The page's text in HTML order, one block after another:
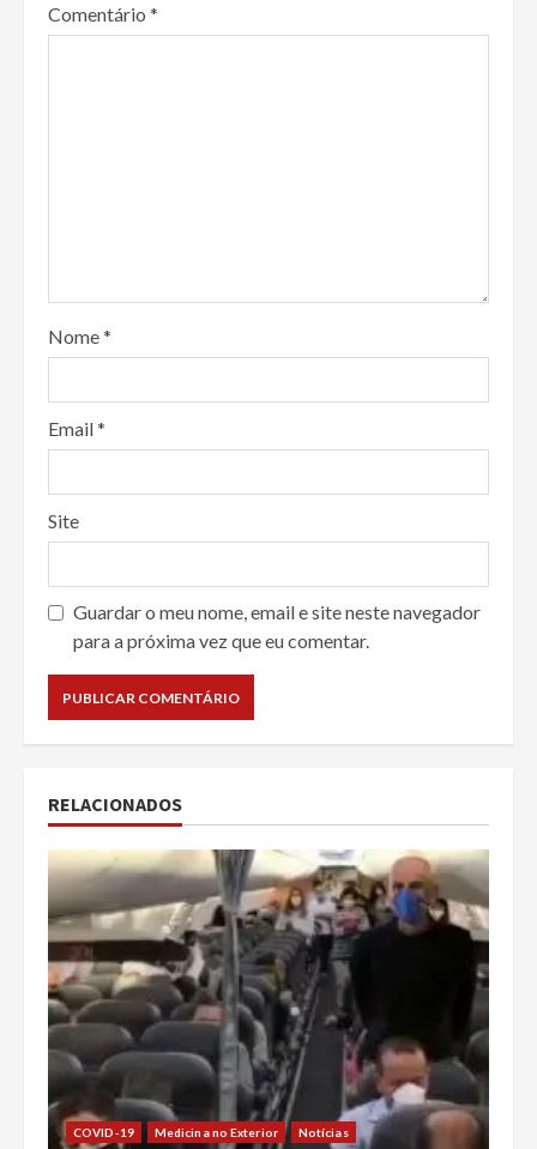
Comentário *
Nome*
Email*
Site
Guardar o meu nome, email e site neste navegador
para a próxima vez que eu comentar.
RELACIONADOS
COVID-19 Medicina no Exterior Notícias